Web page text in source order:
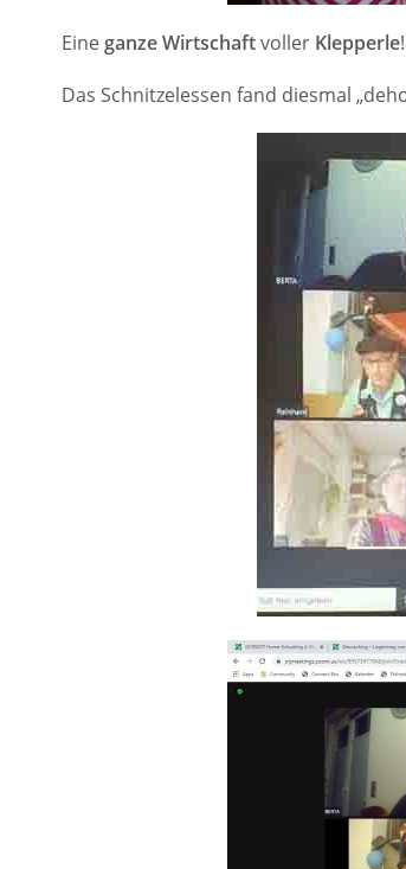
Eine ganze Wirtschaftvoller Klepperle
Das Schnitzelessen fand diesmal